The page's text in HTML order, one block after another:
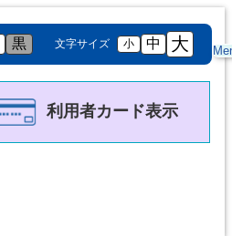
黒 文字サイズ 小 中 大
利用者カード表示